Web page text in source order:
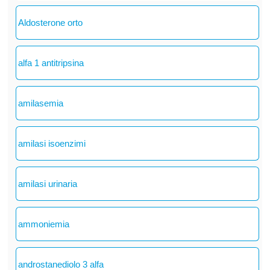
Aldosterone orto
alfa 1 antitripsina
amilasemia
amilasi isoenzimi
amilasi urinaria
ammoniemia
androstanediolo 3 alfa